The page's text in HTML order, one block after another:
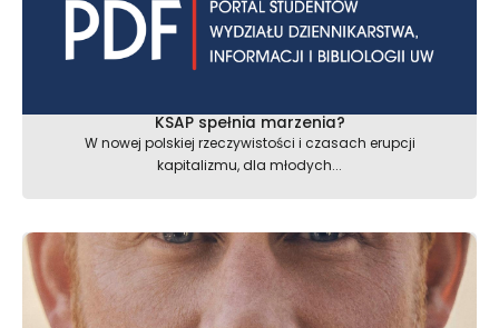
KSAP spełnia marzenia?
W nowej polskiej rzeczywistości i czasach erupcji
kapitalizmu, dla młodych...